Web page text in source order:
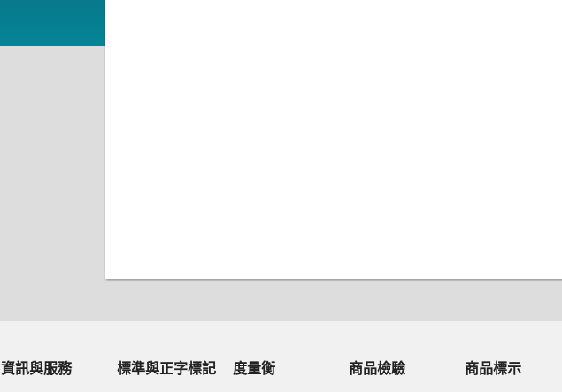
資訊與服務 標準與正字標記 度量衡 商品檢驗 商品標示